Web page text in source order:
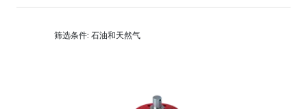
筛选条件: 石油和天然气